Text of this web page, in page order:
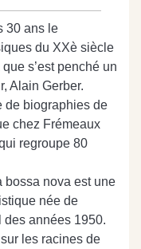
30 ans le
du XXè siècle
s’est penché un
Alain Gerber.
de biographies de
chez Frémeaux
regroupe 80
bossa nova est une
née de
des années 1950.
les racines de